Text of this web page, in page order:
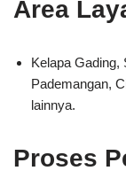
Area
Kelapa Gading,
Pademangan,
lainnya.
Proses